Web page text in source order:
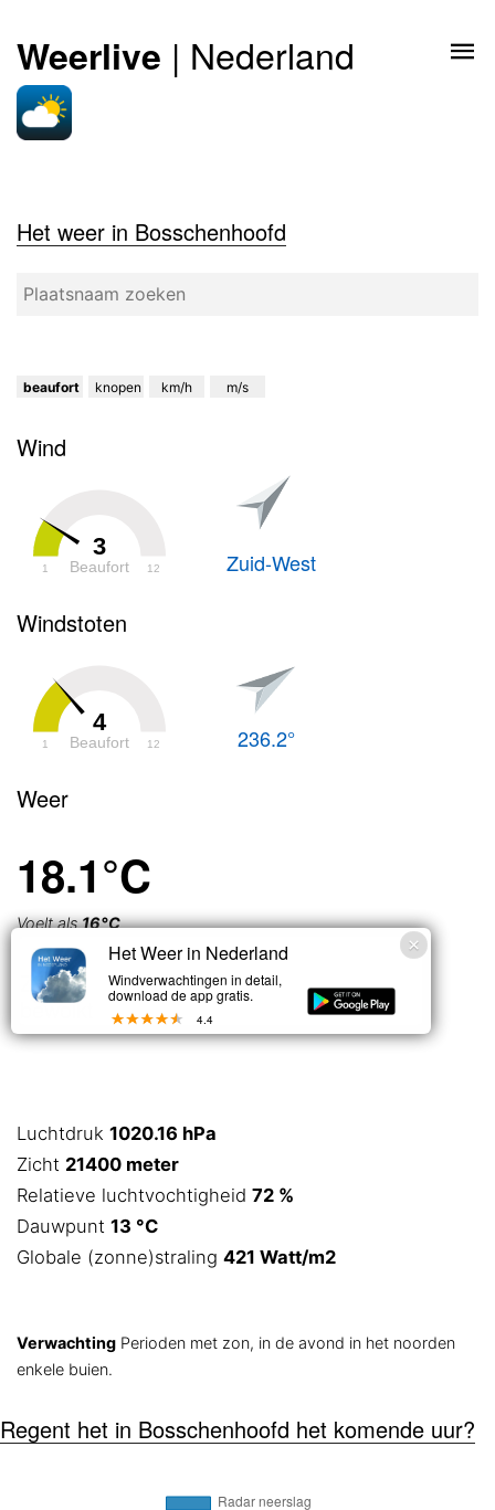
Weerlive | Nederland
Het weer in Bosschenhoofd
beaufort knopen km/h m/s
Wind
3
Beaufort
1 12 Zuid-West
Windstoten
4
Beaufort
1 12 236.2°
Weer
18.1°C
Voelt als16°C
Zwaar
bewolkt
Luchtdruk 1020.16 hPa
Zicht 21400 meter
Relatieve luchtvochtigheid 72 %
Dauwpunt 13 °C
Globale (zonne)straling 421 Watt/m2
Verwachting Perioden met zon, in de avond in het noorden
enkele buien.
Regent het in Bosschenhoofd het komende uur?
Het Weer in Nederland
Windverwachtingen in detail,
download de app gratis.
4.4